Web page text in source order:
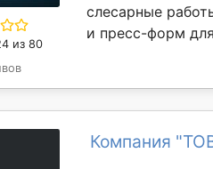
из 80
слесарные
и пресс-форм
Компания